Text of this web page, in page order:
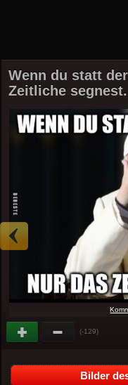
Wenn du statt
Zeitliche
(-129)
Bilder